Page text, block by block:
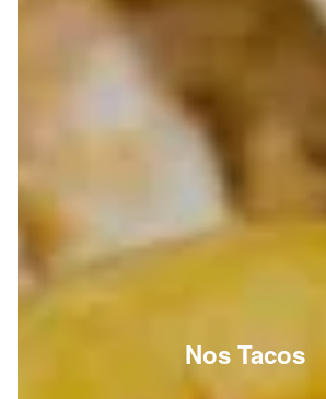
Nos Tacos